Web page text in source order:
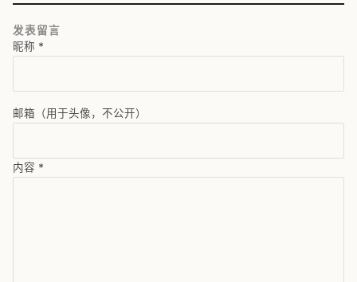
发表留言
昵称 *
邮箱（用于头像，不公开）
内容 *